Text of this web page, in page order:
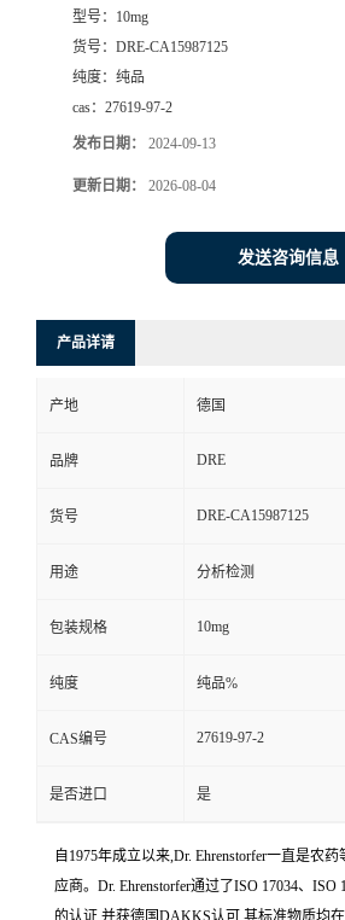
型号： 10mg
货号： DRE-CA15987125
纯度： 纯品
cas： 27619-97-2
发布日期： 2024-09-13
更新日期： 2026-08-04
发送咨询信息
产品详请
产地 德国
品牌 DRE
货号 DRE-CA15987125
用途 分析检测
包装规格 10mg
纯度 纯品%
CAS编号 27619-97-2
是否进口 是
自1975年成立以来,Dr. Ehrenstorfer一直是农
应商。Dr. Ehrenstorfer通过了ISO 17034、ISO
的认证,并获德国DAKKS认可,其标准物质均在